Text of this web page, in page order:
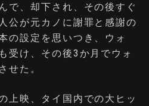
で、却下され、その後すぐ
公が元カノに謝罪と感謝の
の設定を思いつき、ウォ
受け、その後3か月でウォ
せた。
上映、タイ国内での大ヒッ